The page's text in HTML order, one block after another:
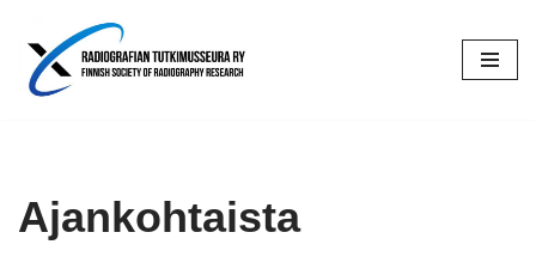
Siirry
suoraan
Ajankohtaista